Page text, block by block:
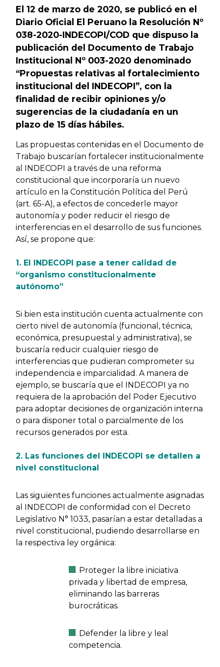
El 12 de marzo de 2020, se publicó en el
Diario Oficial El Peruano la Resolución Nº
038-2020-INDECOPI/COD que dispuso la
publicación del Documento de Trabajo
Institucional Nº 003-2020 denominado
“Propuestas relativas al fortalecimiento
institucional del INDECOPI”, con la
finalidad de recibir opiniones y/o
sugerencias de la ciudadanía en un
plazo de 15 días hábiles.
Las propuestas contenidas en el Documento de
Trabajo buscarían fortalecer institucionalmente
al INDECOPI a través de una reforma
constitucional que incorporaría un nuevo
artículo en la Constitución Política del Perú
(art. 65-A), a efectos de concederle mayor
autonomía y poder reducir el riesgo de
interferencias en el desarrollo de sus funciones.
Así, se propone que:
1. El INDECOPI pase a tener calidad de
“organismo constitucionalmente
autónomo”
Si bien esta institución cuenta actualmente con
cierto nivel de autonomía (funcional, técnica,
económica, presupuestal y administrativa), se
buscaría reducir cualquier riesgo de
interferencias que pudieran comprometer su
independencia e imparcialidad. A manera de
ejemplo, se buscaría que el INDECOPI ya no
requiera de la aprobación del Poder Ejecutivo
para adoptar decisiones de organización interna
o para disponer total o parcialmente de los
recursos generados por esta.
2. Las funciones del INDECOPI se detallen a
nivel constitucional
Las siguientes funciones actualmente asignadas
al INDECOPI de conformidad con el Decreto
Legislativo N° 1033, pasarían a estar detalladas a
nivel constitucional, pudiendo desarrollarse en
la respectiva ley orgánica:
Proteger la libre iniciativa
privada y libertad de empresa,
eliminando las barreras
burocráticas.
Defender la libre y leal
competencia.